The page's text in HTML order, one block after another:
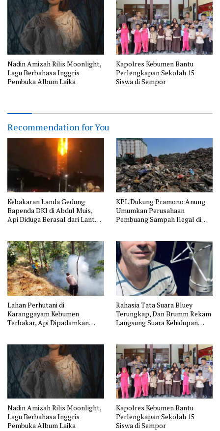
Nadin Amizah Rilis Moonlight,
Lagu Berbahasa Inggris
Pembuka Album Laika
Kapolres Kebumen Bantu
Perlengkapan Sekolah 15
Siswa di Sempor
Recommendation for You
Kebakaran Landa Gedung
Bapenda DKI di Abdul Muis,
Api Diduga Berasal dari Lantai
KPL Dukung Pramono Anung
Umumkan Perusahaan
Pembuang Sampah Ilegal di
Lahan Perhutani di
Karanggayam Kebumen
Terbakar, Api Dipadamkan
Rahasia Tata Suara Bluey
Terungkap, Dan Brumm Rekam
Langsung Suara Kehidupan
Nadin Amizah Rilis Moonlight,
Lagu Berbahasa Inggris
Pembuka Album Laika
Kapolres Kebumen Bantu
Perlengkapan Sekolah 15
Siswa di Sempor